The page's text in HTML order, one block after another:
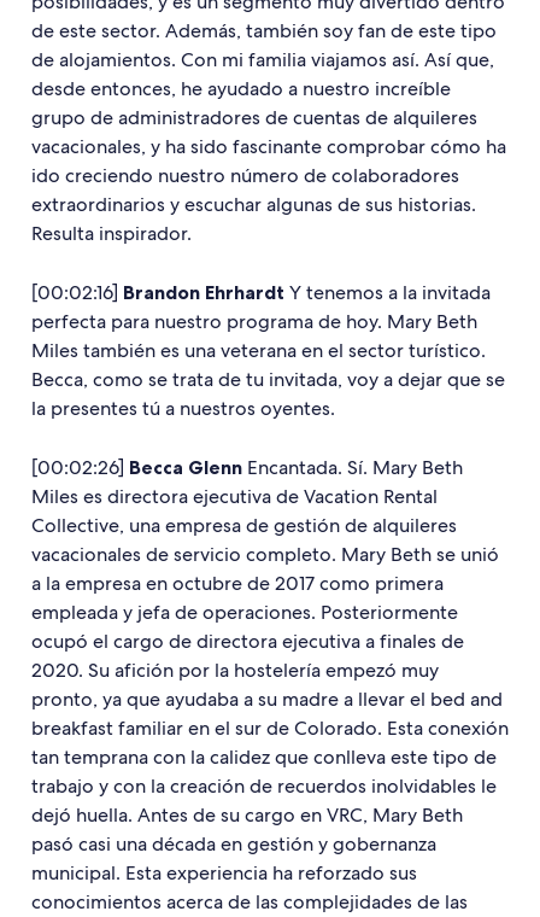
de este sector. Además, también soy fan de este tipo
de alojamientos. Con mi familia viajamos así. Así que,
desde entonces, he ayudado a nuestro increíble
grupo de administradores de cuentas de alquileres
vacacionales, y ha sido fascinante comprobar cómo ha
ido creciendo nuestro número de colaboradores
extraordinarios y escuchar algunas de sus historias.
Resulta inspirador.
[00:02:16] Brandon Ehrhardt Y tenemos a la invitada
perfecta para nuestro programa de hoy. Mary Beth
Miles también es una veterana en el sector turístico.
Becca, como se trata de tu invitada, voy a dejar que se
la presentes tú a nuestros oyentes.
[00:02:26] Becca Glenn Encantada. Sí. Mary Beth
Miles es directora ejecutiva de Vacation Rental
Collective, una empresa de gestión de alquileres
vacacionales de servicio completo. Mary Beth se unió
a la empresa en octubre de 2017 como primera
empleada y jefa de operaciones. Posteriormente
ocupó el cargo de directora ejecutiva a finales de
2020. Su afición por la hostelería empezó muy
pronto, ya que ayudaba a su madre a llevar el bed and
breakfast familiar en el sur de Colorado. Esta conexión
tan temprana con la calidez que conlleva este tipo de
trabajo y con la creación de recuerdos inolvidables le
dejó huella. Antes de su cargo en VRC, Mary Beth
pasó casi una década en gestión y gobernanza
municipal. Esta experiencia ha reforzado sus
conocimientos acerca de las complejidades de las